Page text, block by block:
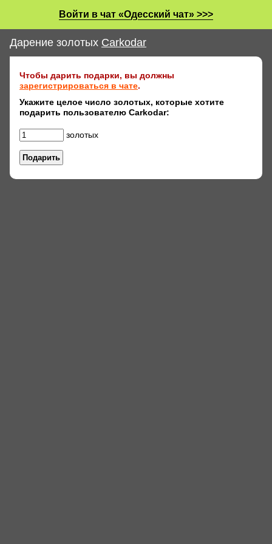
Войти в чат «Одесский чат» >>>
Дарение золотых Carkodar
Чтобы дарить подарки, вы должны
зарегистрироваться в чате.
Укажите целое число золотых, которые хотите
подарить пользователю Carkodar:
золотых